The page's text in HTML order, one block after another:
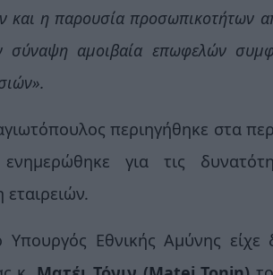
και η παρουσία προσωπικοτήτων
σύναψη αμοιβαία επωφελών
περιηγήθηκε στα
για τις
Εθνικής Αμύνης είχε